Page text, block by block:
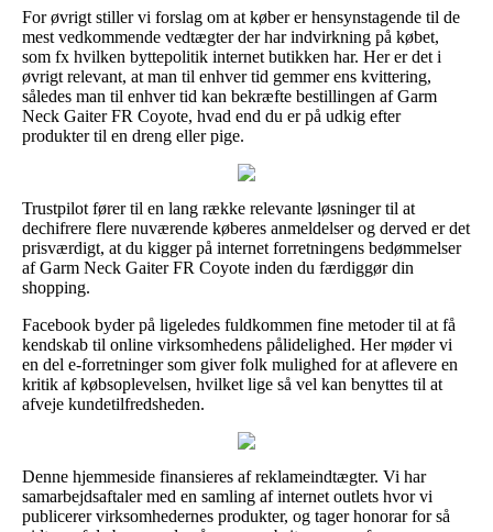
For øvrigt stiller vi forslag om at køber er hensynstagende til de
mest vedkommende vedtægter der har indvirkning på købet,
som fx hvilken byttepolitik internet butikken har. Her er det i
øvrigt relevant, at man til enhver tid gemmer ens kvittering,
således man til enhver tid kan bekræfte bestillingen af Garm
Neck Gaiter FR Coyote, hvad end du er på udkig efter
produkter til en dreng eller pige.
Trustpilot fører til en lang række relevante løsninger til at
dechifrere flere nuværende køberes anmeldelser og derved er det
prisværdigt, at du kigger på internet forretningens bedømmelser
af Garm Neck Gaiter FR Coyote inden du færdiggør din
shopping.
Facebook byder på ligeledes fuldkommen fine metoder til at få
kendskab til online virksomhedens pålidelighed. Her møder vi
en del e-forretninger som giver folk mulighed for at aflevere en
kritik af købsoplevelsen, hvilket lige så vel kan benyttes til at
afveje kundetilfredsheden.
Denne hjemmeside finansieres af reklameindtægter. Vi har
samarbejdsaftaler med en samling af internet outlets hvor vi
publicerer virksomhedernes produkter, og tager honorar for så